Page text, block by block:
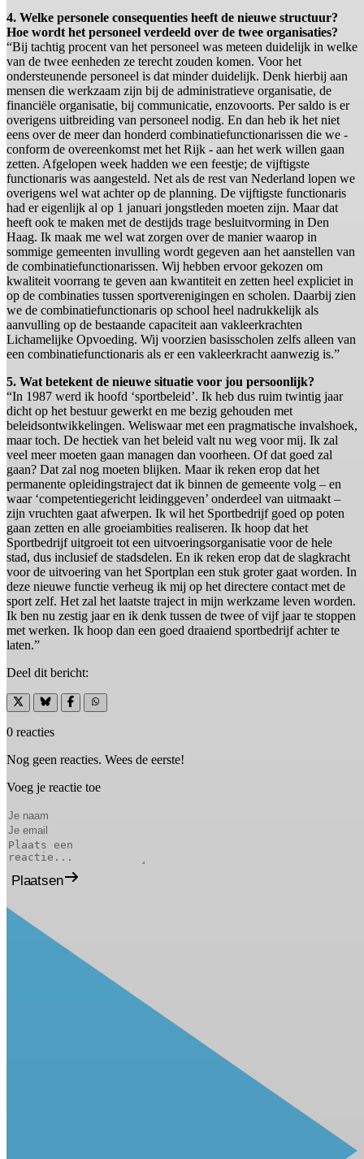
4. Welke personele consequenties heeft de nieuwe structuur?
Hoe wordt het personeel verdeeld over de twee organisaties?
“Bij tachtig procent van het personeel was meteen duidelijk in welke
van de twee eenheden ze terecht zouden komen. Voor het
ondersteunende personeel is dat minder duidelijk. Denk hierbij aan
mensen die werkzaam zijn bij de administratieve organisatie, de
financiële organisatie, bij communicatie, enzovoorts. Per saldo is er
overigens uitbreiding van personeel nodig. En dan heb ik het niet
eens over de meer dan honderd combinatiefunctionarissen die we -
conform de overeenkomst met het Rijk - aan het werk willen gaan
zetten. Afgelopen week hadden we een feestje; de vijftigste
functionaris was aangesteld. Net als de rest van Nederland lopen we
overigens wel wat achter op de planning. De vijftigste functionaris
had er eigenlijk al op 1 januari jongstleden moeten zijn. Maar dat
heeft ook te maken met de destijds trage besluitvorming in Den
Haag. Ik maak me wel wat zorgen over de manier waarop in
sommige gemeenten invulling wordt gegeven aan het aanstellen van
de combinatiefunctionarissen. Wij hebben ervoor gekozen om
kwaliteit voorrang te geven aan kwantiteit en zetten heel expliciet in
op de combinaties tussen sportverenigingen en scholen. Daarbij zien
we de combinatiefunctionaris op school heel nadrukkelijk als
aanvulling op de bestaande capaciteit aan vakleerkrachten
Lichamelijke Opvoeding. Wij voorzien basisscholen zelfs alleen van
een combinatiefunctionaris als er een vakleerkracht aanwezig is.”
5. Wat betekent de nieuwe situatie voor jou persoonlijk?
“In 1987 werd ik hoofd ‘sportbeleid’. Ik heb dus ruim twintig jaar
dicht op het bestuur gewerkt en me bezig gehouden met
beleidsontwikkelingen. Weliswaar met een pragmatische invalshoek,
maar toch. De hectiek van het beleid valt nu weg voor mij. Ik zal
veel meer moeten gaan managen dan voorheen. Of dat goed zal
gaan? Dat zal nog moeten blijken. Maar ik reken erop dat het
permanente opleidingstraject dat ik binnen de gemeente volg – en
waar ‘competentiegericht leidinggeven’ onderdeel van uitmaakt –
zijn vruchten gaat afwerpen. Ik wil het Sportbedrijf goed op poten
gaan zetten en alle groeiambities realiseren. Ik hoop dat het
Sportbedrijf uitgroeit tot een uitvoeringsorganisatie voor de hele
stad, dus inclusief de stadsdelen. En ik reken erop dat de slagkracht
voor de uitvoering van het Sportplan een stuk groter gaat worden. In
deze nieuwe functie verheug ik mij op het directere contact met de
sport zelf. Het zal het laatste traject in mijn werkzame leven worden.
Ik ben nu zestig jaar en ik denk tussen de twee of vijf jaar te stoppen
met werken. Ik hoop dan een goed draaiend sportbedrijf achter te
laten.”
Deel dit bericht:
0 reacties
Nog geen reacties. Wees de eerste!
Voeg je reactie toe
Plaatsen